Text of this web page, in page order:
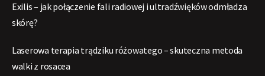
Exilis – jak połączenie fali radiowej i ultradźwięków odmładza
skórę?
Laserowa terapia trądziku różowatego – skuteczna metoda
walki z rosacea